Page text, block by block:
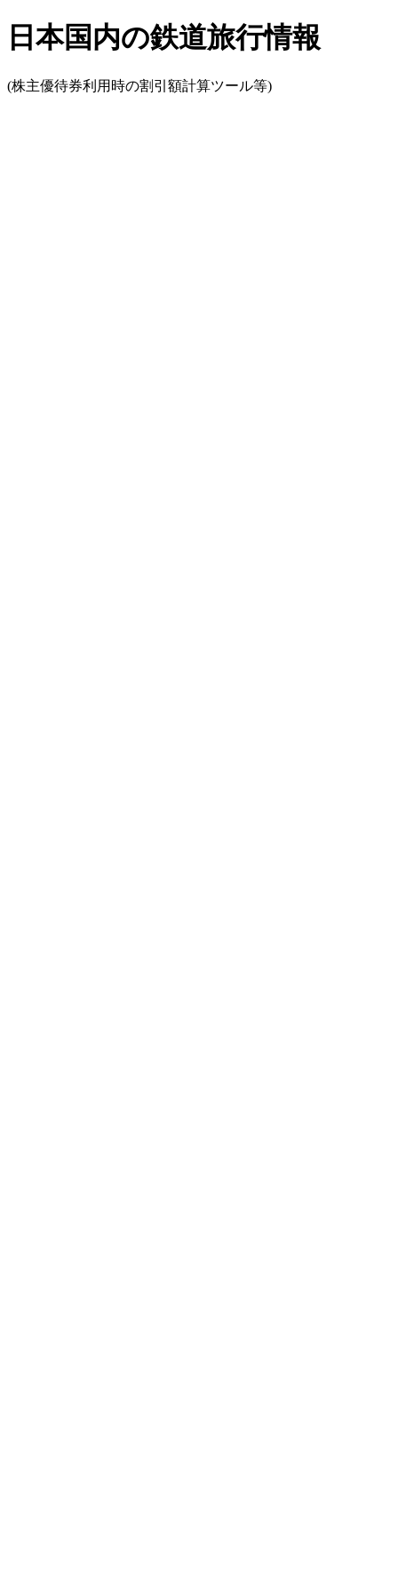
日本国内の鉄道旅行情報
(株主優待券利用時の割引額計算ツール等)